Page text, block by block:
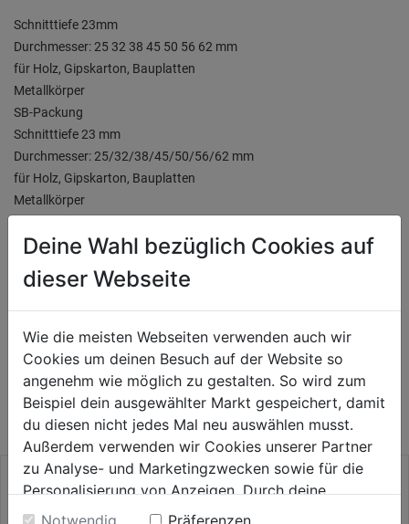
Schnitttiefe 23mm
Durchmesser: 25 32 38 45 50 56 62 mm
für Holz, Gipskarton, Bauplatten
Metallkörper
SB-Packung
Schnitttiefe 23 mm
Durchmesser: 25/32/38/45/50/56/62 mm
für Holz, Gipskarton, Bauplatten
Metallkörper
Bewertung (0)
WEITERE PRODUKTE AUS DIESER
KATEGORIE
Deine Wahl bezüglich Cookies auf
dieser Webseite
Wie die meisten Webseiten verwenden auch wir
Cookies um deinen Besuch auf der Website so
angenehm wie möglich zu gestalten. So wird zum
Beispiel dein ausgewählter Markt gespeichert, damit
du diesen nicht jedes Mal neu auswählen musst.
Außerdem verwenden wir Cookies unserer Partner
zu Analyse- und Marketingzwecken sowie für die
Personalisierung von Anzeigen. Durch deine
Einwilligung werden die Daten von Drittanbieter,
Notwendig
Präferenzen